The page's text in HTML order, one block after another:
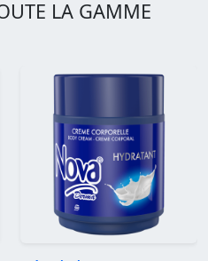
LA GAMME